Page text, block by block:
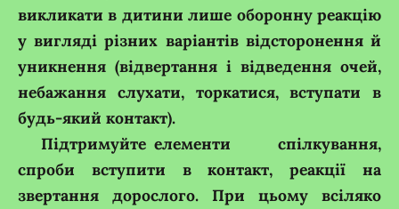
викликати в дитини лише оборонну реакцію
у вигляді різних варіантів відсторонення й
уникнення (відвертання і відведення очей,
небажання слухати, торкатися, вступати в
будь-який контакт).
Підтримуйте елементи спілкування,
спроби вступити в контакт, реакції на
звертання дорослого. При цьому всіляко